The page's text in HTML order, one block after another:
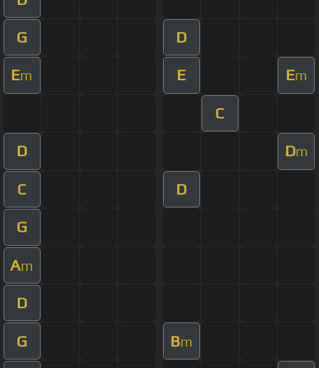
G D
Em E Em
C
D Dm
C D
G
Am
D
G Bm